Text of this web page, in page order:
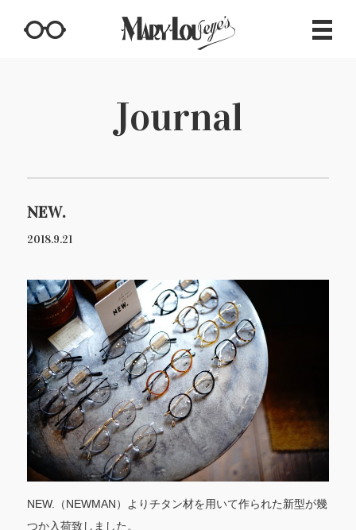
Journal
NEW.
2018.9.21
NEW.（NEWMAN）よりチタン材を用いて作られた新型が幾
つか入荷致しました。